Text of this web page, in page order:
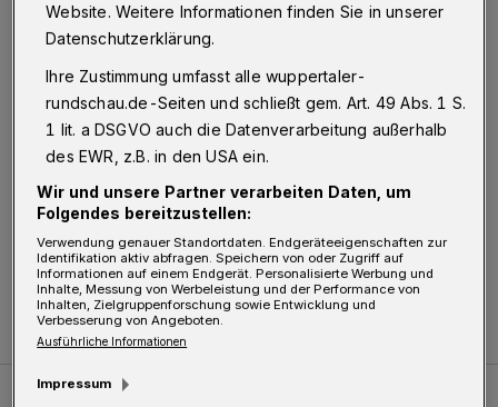
Ich überlege und überlege und komme auf
kein Ergebnis, warum der Botanische Garten
jetzt auf einmal geschlossen wurde.
Liebe Wuppertaler Bürgervertretung: Bitte
erklären Sie mir das, sonst muss ich wieder
weiter überlegen und überlegen!
Kalle Schön
Website. Weitere Informationen finden Sie in unserer
Datenschutzerklärung.
Ihre Zustimmung umfasst alle wuppertaler-
rundschau.de-Seiten und schließt gem. Art. 49 Abs. 1 S.
1 lit. a DSGVO auch die Datenverarbeitung außerhalb
des EWR, z.B. in den USA ein.
Wir und unsere Partner verarbeiten Daten, um
Folgendes bereitzustellen:
Verwendung genauer Standortdaten. Endgeräteeigenschaften zur
Identifikation aktiv abfragen. Speichern von oder Zugriff auf
Informationen auf einem Endgerät. Personalisierte Werbung und
Inhalte, Messung von Werbeleistung und der Performance von
Inhalten, Zielgruppenforschung sowie Entwicklung und
Verbesserung von Angeboten.
Ausführliche Informationen
Impressum